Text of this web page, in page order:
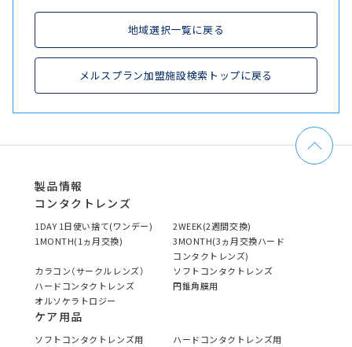
地域選択一覧に戻る
メルスプラン加盟施設検索トップに戻る
製品情報
コンタクトレンズ
1DAY 1日使い捨て(ワンデー)
2WEEK(2週間交換)
1MONTH(1ヵ月交換)
3MONTH(3ヵ月交換ハード
コンタクトレンズ)
カラコン（サークルレンズ）
ソフトコンタクトレンズ
ハードコンタクトレンズ
円錐角膜用
オルソケラトロジー
ケア用品
ソフトコンタクトレンズ用
ハードコンタクトレンズ用